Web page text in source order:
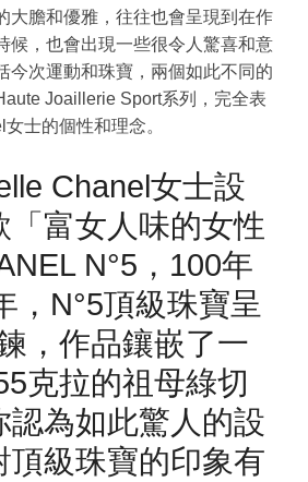
大膽和優雅，往往也會呈現到在作
候，也會出現一些很令人驚喜和意
今次運動和珠寶，兩個如此不同的
Joaillerie Sport系列，完全表
士的個性和理念。
Chanel 女士設
「富女人味的女性
N°5 ， 100年
， N°5頂級珠寶呈
，作品鑲嵌了一
克拉的祖母綠切
認為如此驚人的設
頂級珠寶的印象有